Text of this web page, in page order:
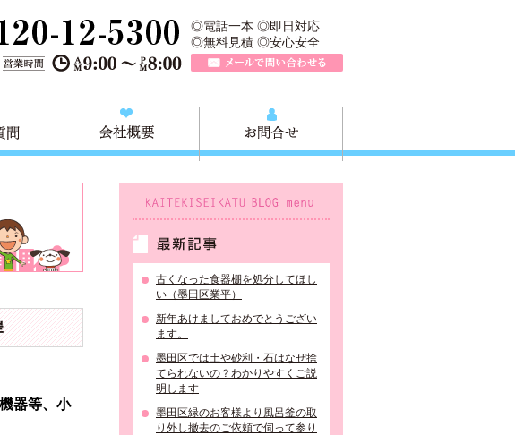
TEL 0120-757-161（年中無休）営業時間AM9:00～
◎電話一本 ◎即日対応
◎無料見積 ◎安心安全
よくある質問
器等、小
古くなった食器棚を処分してほし
い（墨田区業平）
新年あけましておめでとうござい
ます。
墨田区では土や砂利・石はなぜ捨
てられないの？わかりやすくご説
明します
墨田区緑のお客様より風呂釜の取
り外し撤去のご依頼で伺って参り